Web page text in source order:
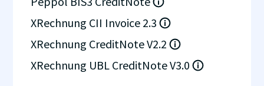
XRechnung CII Invoice 2.3
XRechnung CreditNote V2.2
XRechnung UBL CreditNote V3.0